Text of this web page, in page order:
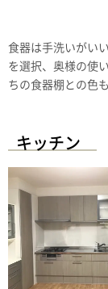
食器は手洗いがい
を選択、奥様の使
ちの食器棚との色
キッチン